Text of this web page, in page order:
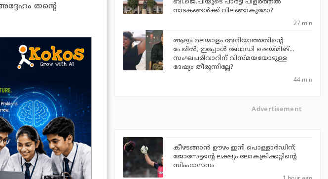
തന്റെ
ബി.ജെ.പിയുടെ പാര്‍ട്ടി പിളര്‍ത്തല്‍
നാടകങ്ങള്‍ക്ക് വിലങ്ങാകുമോ?
27 min
ആദ്യം മലയാളം അറിയാത്തതിന്റെ
പേരില്‍, ഇപ്പോള്‍ ബോഡി ഷെയ്മിങ്...
സംഘപരിവാറിന് വിസ്മയയോടുള്ള
ദേഷ്യം തീരുന്നില്ലേ?
44 min
Advertisement
കീഴടങ്ങാന്‍ ഊഴം ഇനി പൊള്ളാര്‍ഡിന്;
ജോസേട്ടന്റെ ലക്ഷ്യം ലോകക്രിക്കറ്റിന്റെ
സിംഹാസനം